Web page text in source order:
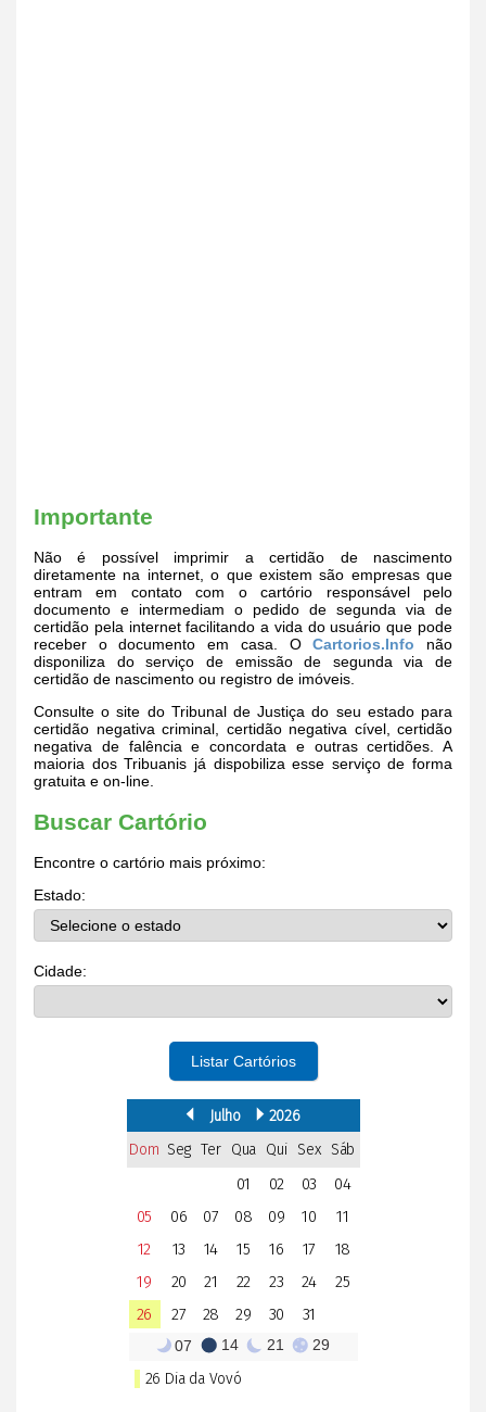
Importante
Não é possível imprimir a certidão de nascimento
diretamente na internet, o que existem são empresas que
entram em contato com o cartório responsável pelo
documento e intermediam o pedido de segunda via de
certidão pela internet facilitando a vida do usuário que pode
receber o documento em casa. OCartorios.Info não
disponiliza do serviço de emissão de segunda via de
certidão de nascimento ou registro de imóveis.
Consulte o site do Tribunal de Justiça do seu estado para
certidão negativa criminal, certidão negativa cível, certidão
negativa de falência e concordata e outras certidões. A
maioria dos Tribuanis já dispobiliza esse serviço de forma
gratuita e on-line.
Buscar Cartório
Encontre o cartório mais próximo:
Estado:
Cidade:
Listar Cartórios